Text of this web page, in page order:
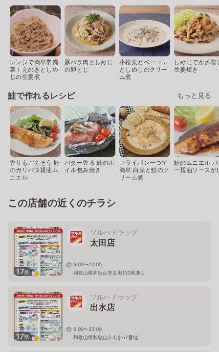
レンジで簡単常備
菜！えのきとしめ
じの生姜煮
豚バラ肉としめじ
の卵とじ
小松菜とベーコン
としめじのクリー
ム煮
しめじでかさ増
生姜焼き
鮭で作れるレシピ もっと見る
香りもごちそう 鮭
のガリバタ醤油ム
ニエル
バター香る 鮭のホ
イル包み焼き
フライパン一つで
簡単 白菜と鮭のク
リーム煮
鮭のムニエル
ー醤油ソースが
この店舗の近くのチラシ
17枚
ツルハドラッグ
太田店
9:00〜22:00
和歌山県和歌山市太田133番地１
17枚
ツルハドラッグ
出水店
9:00〜23:00
和歌山県和歌山市出水67番地